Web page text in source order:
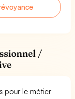
/
pour le métier